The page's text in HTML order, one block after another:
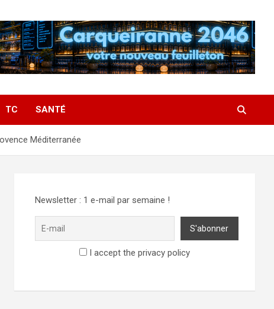
TC SANTÉ
Méditerranée
Newsletter : 1 e-mail par semaine !
I accept the privacy policy